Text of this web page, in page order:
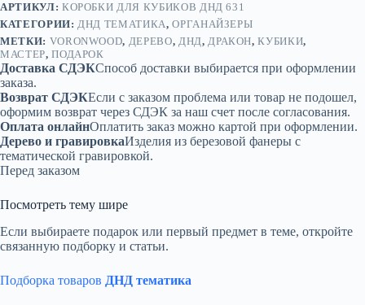
АРТИКУЛ: КОРОБКИ ДЛЯ КУБИКОВ ДНД 631
КАТЕГОРИИ:ДНД ТЕМАТИКА,ОРГАНАЙЗЕРЫ
МЕТКИ: VORONWOOD, ДЕРЕВО, ДНД,ДРАКОН,КУБИКИ,
МАСТЕР,ПОДАРОК
Доставка СДЭКСпособ доставки выбирается при оформлении
заказа.
Возврат СДЭКЕсли с заказом проблема или товар не подошел,
оформим возврат через СДЭК за наш счет после согласования.
Оплата онлайнОплатить заказ можно картой при оформлении.
Дерево и гравировкаИзделия из березовой фанеры с
тематической гравировкой.
Перед заказом
Посмотреть тему шире
Если выбираете подарок или первый предмет в теме, откройте
связанную подборку и статьи.
Подборка товаров ДНД тематика